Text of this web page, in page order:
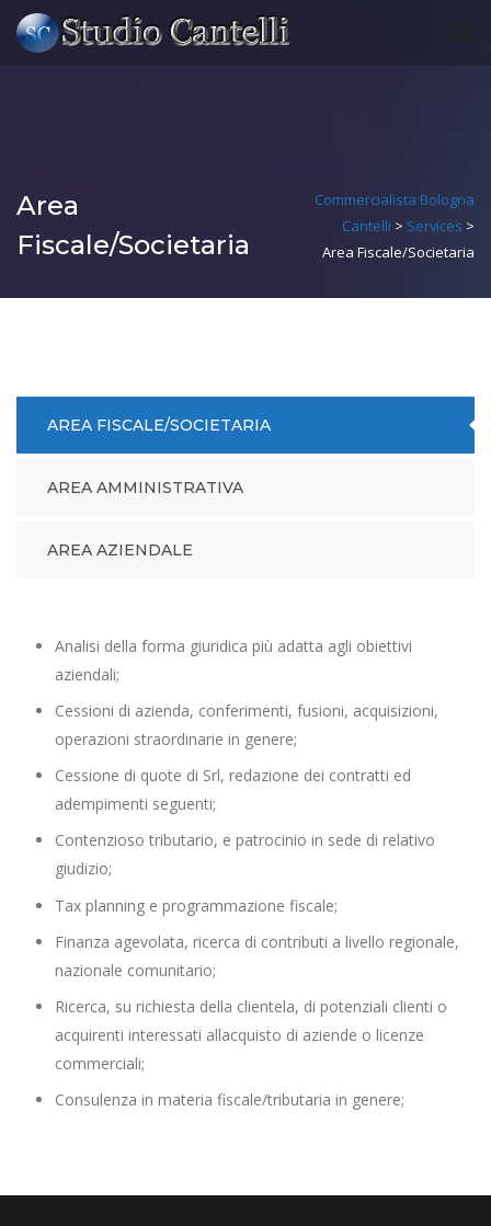
Area
Fiscale/Societaria
Commercialista Bologna
Cantelli > Services >
Area Fiscale/Societaria
AREA FISCALE/SOCIETARIA
AREA AMMINISTRATIVA
AREA AZIENDALE
Analisi della forma giuridica più adatta agli obiettivi
aziendali;
Cessioni di azienda, conferimenti, fusioni, acquisizioni,
operazioni straordinarie in genere;
Cessione di quote di Srl, redazione dei contratti ed
adempimenti seguenti;
Contenzioso tributario, e patrocinio in sede di relativo
giudizio;
Tax planning e programmazione fiscale;
Finanza agevolata, ricerca di contributi a livello regionale,
nazionale comunitario;
Ricerca, su richiesta della clientela, di potenziali clienti o
acquirenti interessati allacquisto di aziende o licenze
commerciali;
Consulenza in materia fiscale/tributaria in genere;